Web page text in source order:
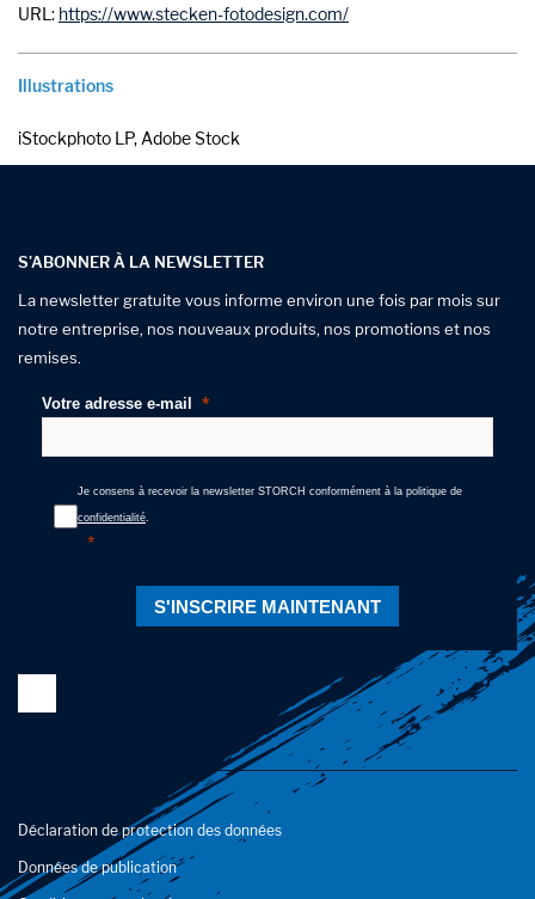
URL: https://www.stecken-fotodesign.com/
Illustrations
iStockphoto LP, Adobe Stock
S'ABONNER À LA NEWSLETTER
La newsletter gratuite vous informe environ une fois par mois sur
notre entreprise, nos nouveaux produits, nos promotions et nos
remises.
Votre adresse e-mail
Je consens à recevoir la newsletter STORCH conformément à la politique de
confidentialité.
S'INSCRIRE MAINTENANT
Déclaration de protection des données
Données de publication